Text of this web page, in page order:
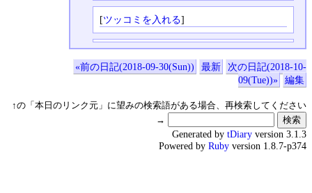
[ツッコミを入れる]
«前の日記(2018-09-30(Sun)) 最新
次の日記(2018-10-
09(Tue))»
編集
↑の「本日のリンク元」に望みの検索語がある場合、再検索してください
→
Generated by tDiary version 3.1.3
Powered by Ruby version 1.8.7-p374